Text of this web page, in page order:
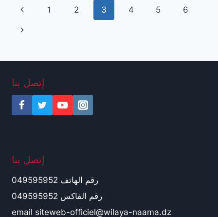
تنقل
الصفحة
الصفحة
السابقة
1 2 3 4 5 6
الصفحة
إتصل بنا
إتصل بنا
رقم الهاتف 049595952
رقم الفاكس 049595952
email siteweb-officiel@wilaya-naama.dz